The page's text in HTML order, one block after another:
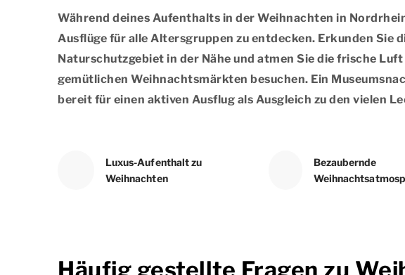
Während deines Aufenthalts in der Weihnachten in
Ausflüge für alle Altersgruppen zu entdecken. Erkunden Sie
Naturschutzgebiet in der Nähe und atmen Sie die frische
gemütlichen Weihnachtsmärkten besuchen. Ein
bereit für einen aktiven Ausflug als Ausgleich zu den vielen
Luxus-Aufenthalt zu
Weihnachten
Bezaubernde
Häufig gestellte Fragen zu